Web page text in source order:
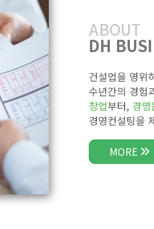
ABOUT
DH
건설업을 영위
수년간의 경험
창업부터, 경영
경영컨설팅을
MORE